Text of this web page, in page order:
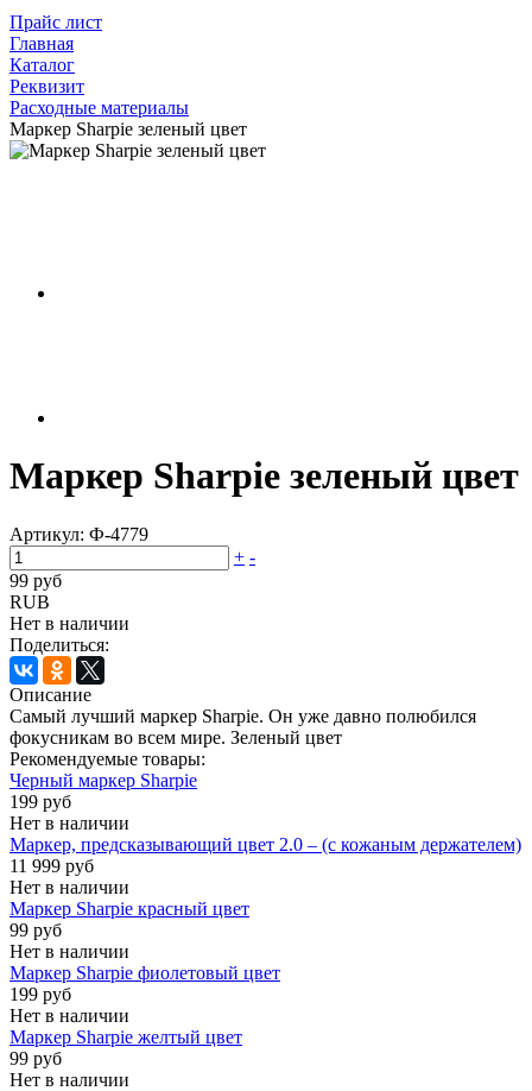
Прайс лист
Главная
Каталог
Реквизит
Расходные материалы
Маркер Sharpie зеленый цвет
Маркер Sharpie зеленый цвет
Артикул: Ф-4779
+ -
99 руб
RUB
Нет в наличии
Поделиться:
Описание
Самый лучший маркер Sharpie. Он уже давно полюбился
фокусникам во всем мире. Зеленый цвет
Рекомендуемые товары:
Черный маркер Sharpie
199 руб
Нет в наличии
Маркер, предсказывающий цвет 2.0 – (с кожаным держателем)
11 999 руб
Нет в наличии
Маркер Sharpie красный цвет
99 руб
Нет в наличии
Маркер Sharpie фиолетовый цвет
199 руб
Нет в наличии
Маркер Sharpie желтый цвет
99 руб
Нет в наличии